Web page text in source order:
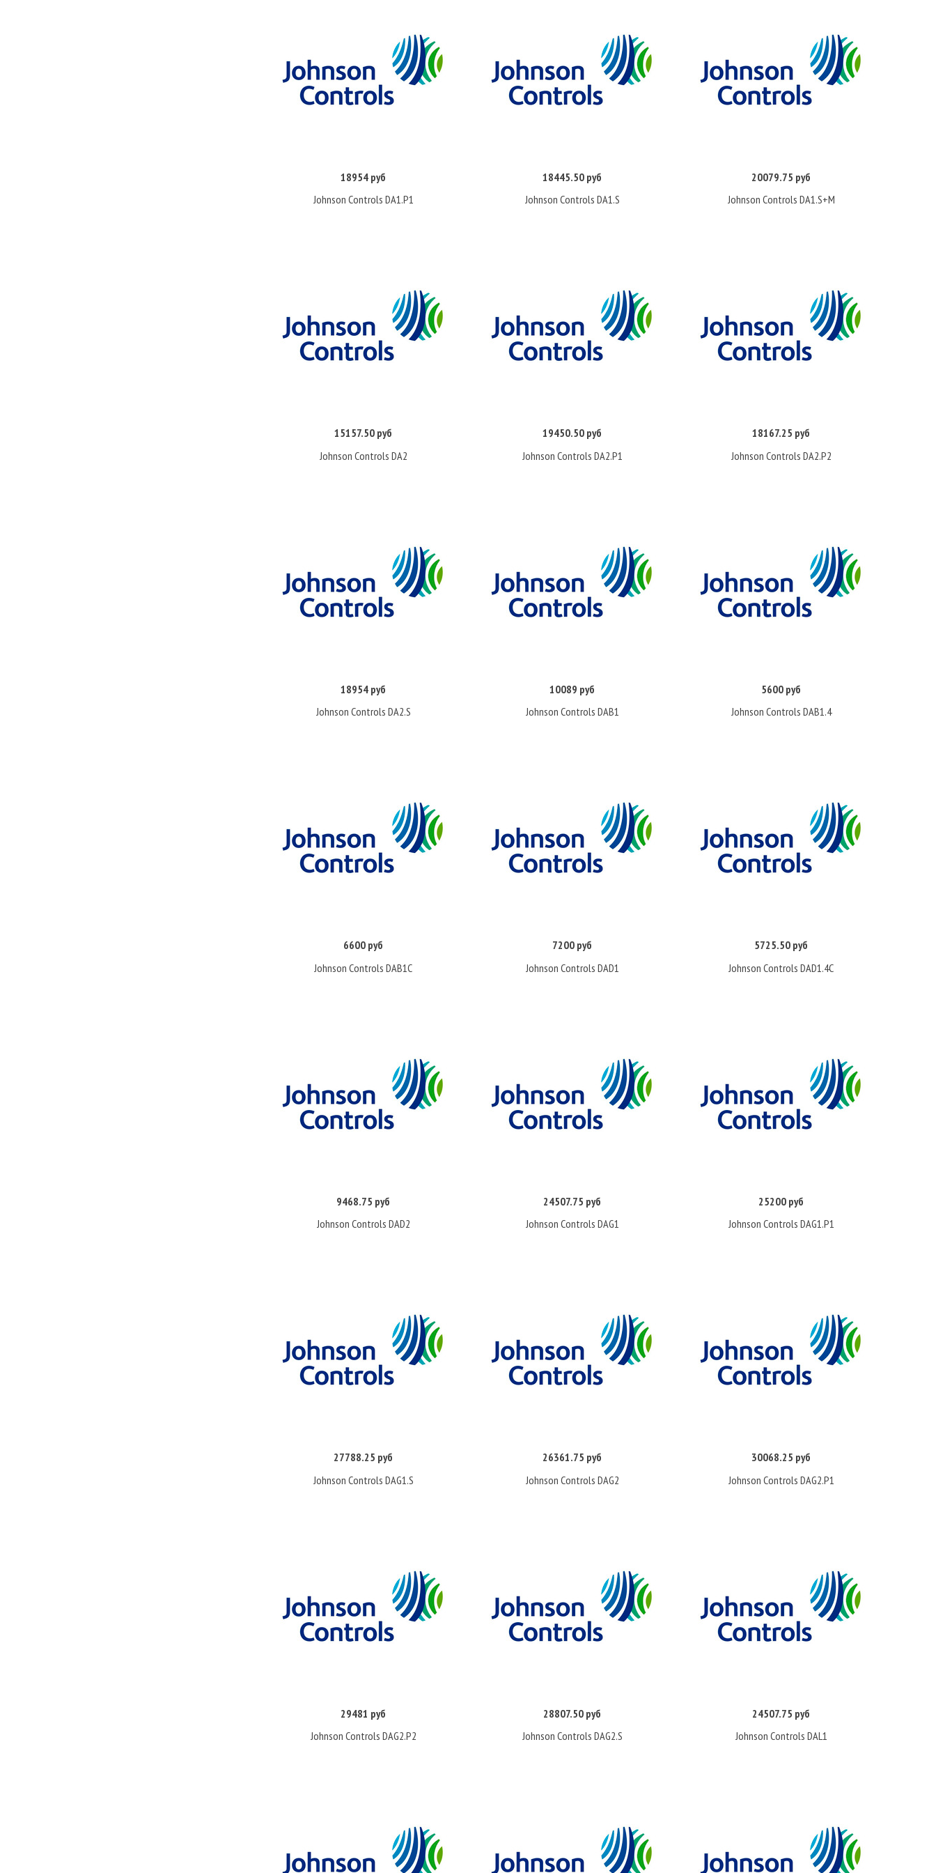
Купить
18954 руб
Johnson Controls DA1.P1
Купить
18445.50 руб
Johnson Controls DA1.S
Купить
20079.75 руб
Johnson Controls DA1.S+M
Купить
15157.50 руб
Johnson Controls DA2
Купить
19450.50 руб
Johnson Controls DA2.P1
Купить
18167.25 руб
Johnson Controls DA2.P2
Купить
18954 руб
Johnson Controls DA2.S
Купить
10089 руб
Johnson Controls DAB1
Купить
5600 руб
Johnson Controls DAB1.4
Купить
6600 руб
Johnson Controls DAB1C
Купить
7200 руб
Johnson Controls DAD1
Купить
5725.50 руб
Johnson Controls DAD1.4C
Купить
9468.75 руб
Johnson Controls DAD2
Купить
24507.75 руб
Johnson Controls DAG1
Купить
25200 руб
Johnson Controls DAG1.P1
Купить
27788.25 руб
Johnson Controls DAG1.S
Купить
26361.75 руб
Johnson Controls DAG2
Купить
30068.25 руб
Johnson Controls DAG2.P1
Купить
29481 руб
Johnson Controls DAG2.P2
Купить
28807.50 руб
Johnson Controls DAG2.S
Купить
24507.75 руб
Johnson Controls DAL1